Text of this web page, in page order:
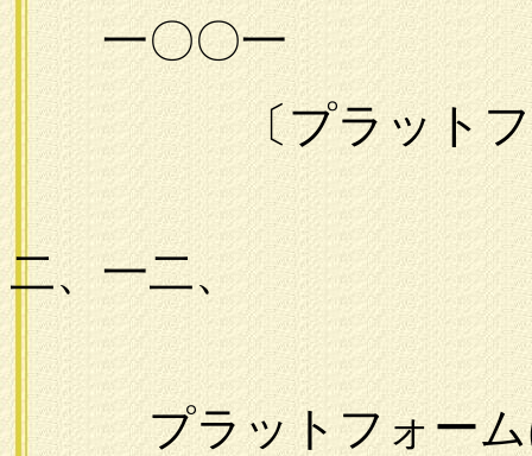
一〇〇一
〔プラット
一九
二、一二、
プラットフォーム